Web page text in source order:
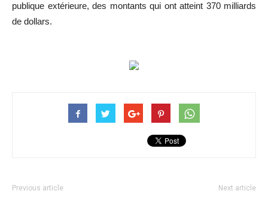
publique extérieure, des montants qui ont atteint 370 milliards
de dollars.
Previous article Next article